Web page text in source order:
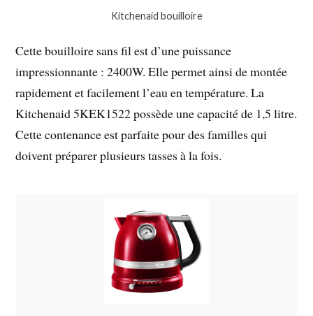
Kitchenaid bouilloire
Cette bouilloire sans fil est d’une puissance
impressionnante : 2400W. Elle permet ainsi de montée
rapidement et facilement l’eau en température. La
Kitchenaid 5KEK1522 possède une capacité de 1,5 litre.
Cette contenance est parfaite pour des familles qui
doivent préparer plusieurs tasses à la fois.